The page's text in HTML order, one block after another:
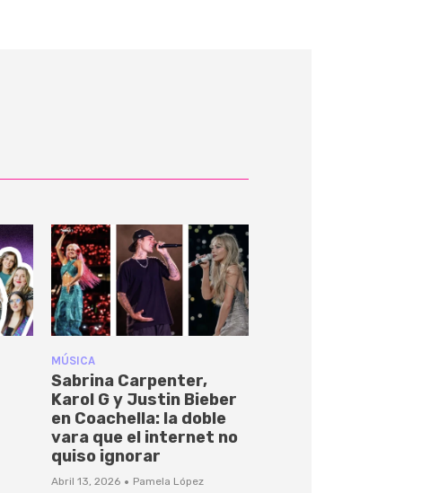
MÚSICA
Sabrina Carpenter,
Karol G y Justin Bieber
en Coachella: la doble
vara que el internet no
quiso ignorar
Abril 13, 2026 · Pamela López